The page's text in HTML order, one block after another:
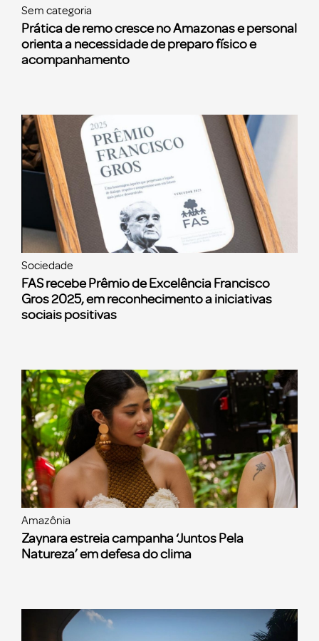
Sem categoria
Prática de remo cresce no Amazonas e personal
orienta a necessidade de preparo físico e
acompanhamento
Sociedade
FAS recebe Prêmio de Excelência Francisco
Gros 2025, em reconhecimento a iniciativas
sociais positivas
Amazônia
Zaynara estreia campanha ‘Juntos Pela
Natureza’ em defesa do clima